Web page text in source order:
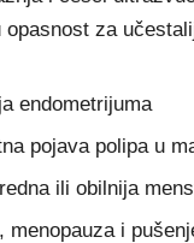
opasnost za
endometrijuma
pojava polipa u
ili obilnija
menopauza i